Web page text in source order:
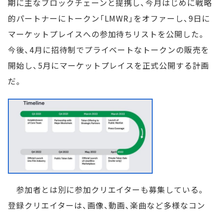
期に主なブロックチェーンと提携し、今月はじめに戦略
的パートナーにトークン「LMWR」をオファーし、9日に
マーケットプレイスへの参加待ちリストを公開した。
今後、4月に招待制でプライベートなトークンの販売を
開始し、5月にマーケットプレイスを正式公開する計画
だ。
参加者とは別に参加クリエイターも募集している。
登録クリエイターは、画像、動画、楽曲など多様なコン